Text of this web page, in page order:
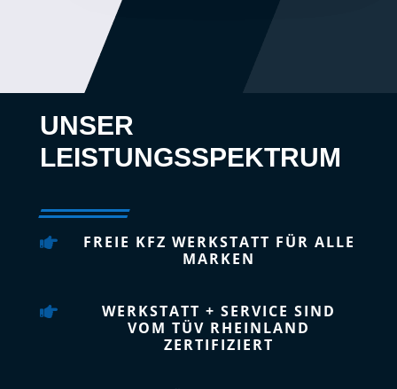
UNSER
LEISTUNGSSPEKTRUM

FREIE KFZ WERKSTATT FÜR ALLE
MARKEN

WERKSTATT + SERVICE SIND
VOM TÜV RHEINLAND
ZERTIFIZIERT